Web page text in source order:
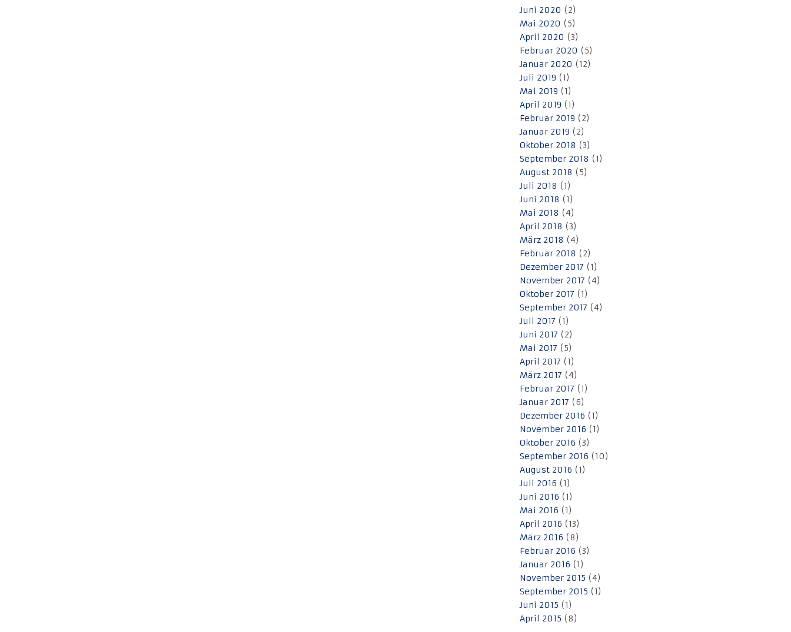
Juni 2020 (2)
Mai 2020 (5)
April 2020 (3)
Februar 2020 (5)
Januar 2020 (12)
Juli 2019 (1)
Mai 2019 (1)
April 2019 (1)
Februar 2019 (2)
Januar 2019 (2)
Oktober 2018 (3)
September 2018 (1)
August 2018 (5)
Juli 2018 (1)
Juni 2018 (1)
Mai 2018 (4)
April 2018 (3)
März 2018 (4)
Februar 2018 (2)
Dezember 2017 (1)
November 2017 (4)
Oktober 2017 (1)
September 2017 (4)
Juli 2017 (1)
Juni 2017 (2)
Mai 2017 (5)
April 2017 (1)
März 2017 (4)
Februar 2017 (1)
Januar 2017 (6)
Dezember 2016 (1)
November 2016 (1)
Oktober 2016 (3)
September 2016 (10)
August 2016 (1)
Juli 2016 (1)
Juni 2016 (1)
Mai 2016 (1)
April 2016 (13)
März 2016 (8)
Februar 2016 (3)
Januar 2016 (1)
November 2015 (4)
September 2015 (1)
Juni 2015 (1)
April 2015 (8)